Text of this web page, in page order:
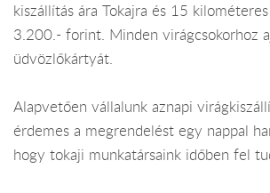
kiszállítás ára Tokajra és 15
3.200.- forint. Minden virágcsokorhoz
üdvözlőkártyát.
Alapvetően vállalunk aznapi
érdemes a megrendelést egy nappal
hogy tokaji munkatársaink időben fel